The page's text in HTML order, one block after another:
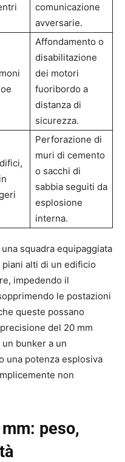
comunicazione
avversarie.
Affondamento o
disabilitazione
dei motori
fuoribordo a
distanza di
sicurezza.
Perforazione di
muri di cemento
o sacchi di
sabbia seguiti da
esplosione
interna.
squadra equipaggiata
piani alti di un edificio
impedendo il
le postazioni
queste possano
del 20 mm
bunker a un
una potenza esplosiva
non
peso,